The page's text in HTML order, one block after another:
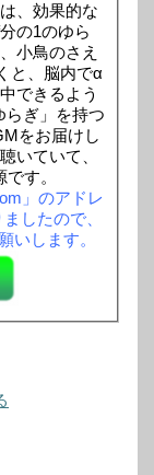
、効果的な
の1のゆら
小鳥のさえ
と、脳内でα
できるよう
らぎ」を持つ
をお届けし
いていて、
す。
」のアドレ
したので、
いします。